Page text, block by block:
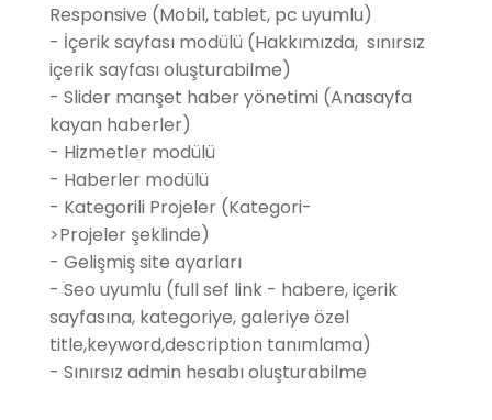
Responsive (Mobil, tablet, pc uyumlu)
- İçerik sayfası modülü (Hakkımızda, sınırsız
içerik sayfası oluşturabilme)
- Slider manşet haber yönetimi (Anasayfa
kayan haberler)
- Hizmetler modülü
- Haberler modülü
- Kategorili Projeler (Kategori-
>Projeler şeklinde)
- Gelişmiş site ayarları
- Seo uyumlu (full sef link - habere, içerik
sayfasına, kategoriye, galeriye özel
title,keyword,description tanımlama)
- Sınırsız admin hesabı oluşturabilme